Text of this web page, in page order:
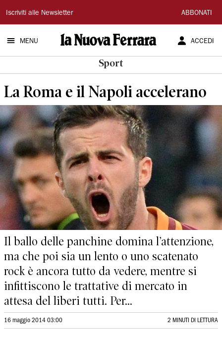
La
Nuova
Ferrara
Iscriviti alle Newsletter ABBONATI
MENU ACCEDI
Sport
La Roma e il Napoli accelerano
Il ballo delle panchine domina l’attenzione,
ma che poi sia un lento o uno scatenato
rock è ancora tutto da vedere, mentre si
infittiscono le trattative di mercato in
attesa del liberi tutti. Per...
16 maggio 2014 03:00 2 MINUTI DI LETTURA